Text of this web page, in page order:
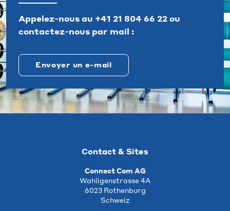
Appelez-nous au +41 21 804 66 22ou
contactez-nous par mail :
Envoyer un e-mail
Contact & Sites
Connect Com AG
Wahligenstrasse 4A
6023 Rothenburg
Schweiz